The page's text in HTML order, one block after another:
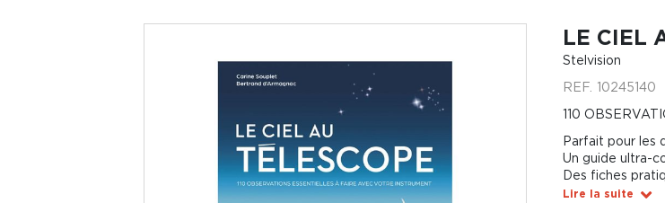
LE CIEL
Stelvision
REF. 10245140
110
Parfait pour les
Un guide ultra-
Des fiches
Lire la suite